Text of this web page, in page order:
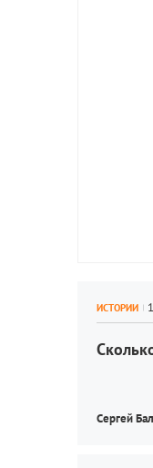
ИСТОРИИ
Сергей